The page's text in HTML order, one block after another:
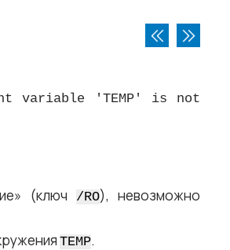
variable 'TEMP' is not
(ключ
/RO), невозможно
TEMP.